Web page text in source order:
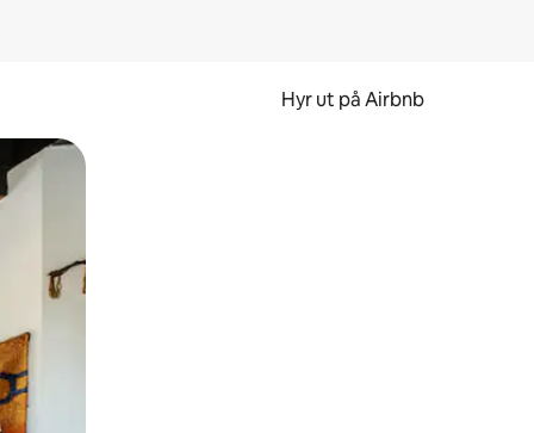
Hyr ut på Airbnb